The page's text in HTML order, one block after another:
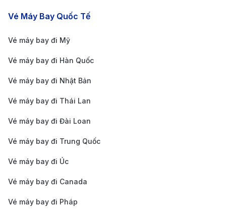
Xe buýt công cộng – Tiết kiệm và trải nghiệm:
12,000 - 25,000 VND), xe buýt là lựa chọn kinh tế
cho những du khách dư dả thời gian. Thời gian di
chuyển từ sân bay vào trung tâm thành phố mất
Dù lựa chọn phương tiện nào, hành trình từ sân bay
Sheremetyevo đến trung tâm Moscow chắc chắn sẽ
mở ra trước mắt bạn một thành phố sôi động, lịch sử
và đầy sắc màu của xứ sở bạch dương!
Quốc đi Moscow
Vé Máy Bay Quốc Tế
Vé máy bay đi Mỹ
Vé máy bay đi Hàn Quốc
Vé máy bay đi Nhật Bản
Vé máy bay đi Thái Lan
Vé máy bay đi Đài Loan
Vé máy bay đi Trung Quốc
Vé máy bay đi Úc
Vé máy bay đi Canada
Vé máy bay đi Pháp